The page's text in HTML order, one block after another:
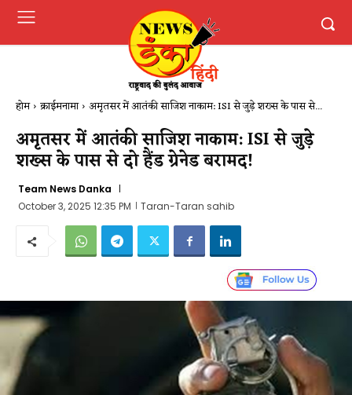
होम क्राईमनामा अमृतसर में आतंकी साजिश नाकाम: ISI से जुड़े शख्स के पास से...
अमृतसर में आतंकी साजिश नाकाम: ISI से जुड़े
शख्स के पास से दो हैंड ग्रेनेड बरामद!
Team News Danka
October 3, 2025 12:35 PM
Taran-Taran sahib